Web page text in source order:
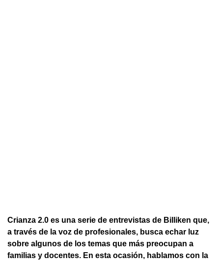
Crianza 2.0 es una serie de entrevistas de Billiken que,
a través de la voz de profesionales, busca echar luz
sobre algunos de los temas que más preocupan a
familias y docentes. En esta ocasión, hablamos con la